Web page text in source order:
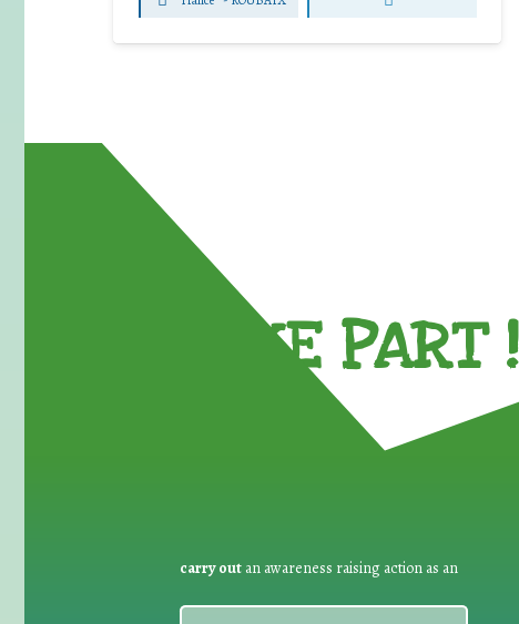
TAKE PART !
carry out an awareness raising action as an